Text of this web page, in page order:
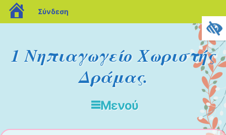
1 Νηπιαγωγείο Χωριστής
Δράμας.
Μενού
blogs.sch.gr
Σύνδεση